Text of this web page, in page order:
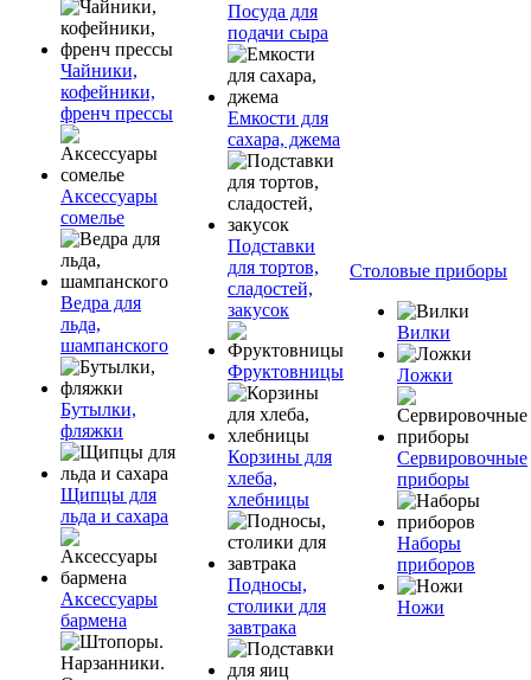
Чайники,
кофейники,
френч прессы
Аксессуары
сомелье
Ведра для
льда,
шампанского
Бутылки,
фляжки
Щипцы для
льда и сахара
Аксессуары
бармена
Посуда для
подачи сыра
Емкости для
сахара, джема
Подставки
для тортов,
сладостей,
закусок
Фруктовницы
Корзины для
хлеба,
хлебницы
Подносы,
столики для
завтрака
Столовые приборы
Вилки
Ложки
Сервировочные
приборы
Наборы
приборов
Ножи